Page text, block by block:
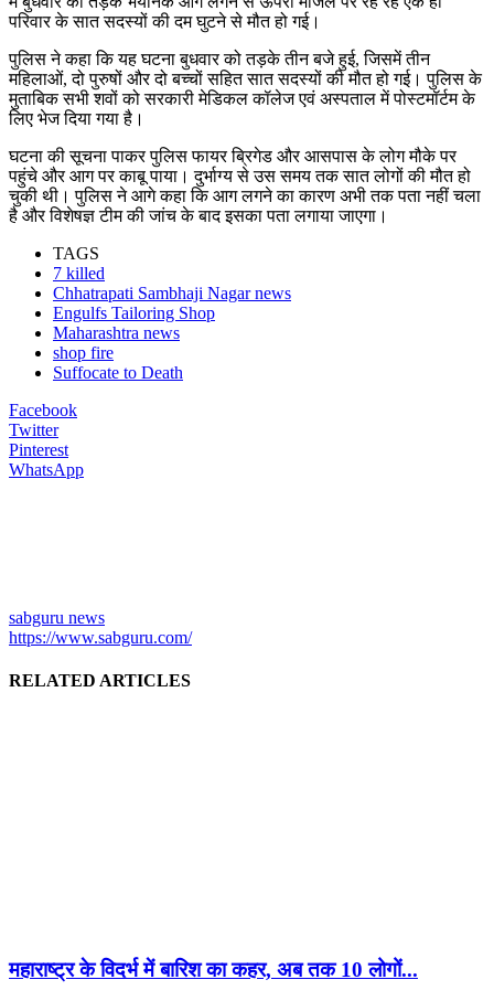
परिवार के सात सदस्यों की दम घुटने से मौत हो गई।
पुलिस ने कहा कि यह घटना बुधवार को तड़के तीन बजे हुई, जिसमें तीन
महिलाओं, दो पुरुषों और दो बच्चों सहित सात सदस्यों की मौत हो गई। पुलिस के
मुताबिक सभी शवों को सरकारी मेडिकल कॉलेज एवं अस्पताल में पोस्टमॉर्टम के
लिए भेज दिया गया है।
घटना की सूचना पाकर पुलिस फायर ब्रिगेड और आसपास के लोग मौके पर
पहुंचे और आग पर काबू पाया। दुर्भाग्य से उस समय तक सात लोगों की मौत हो
चुकी थी। पुलिस ने आगे कहा कि आग लगने का कारण अभी तक पता नहीं चला
है और विशेषज्ञ टीम की जांच के बाद इसका पता लगाया जाएगा।
TAGS
7 killed
Chhatrapati Sambhaji Nagar news
Engulfs Tailoring Shop
Maharashtra news
shop fire
Suffocate to Death
Facebook
Twitter
Pinterest
WhatsApp
sabguru news
https://www.sabguru.com/
RELATED ARTICLES
महाराष्ट्र के विदर्भ में बारिश का कहर, अब तक 10 लोगों...